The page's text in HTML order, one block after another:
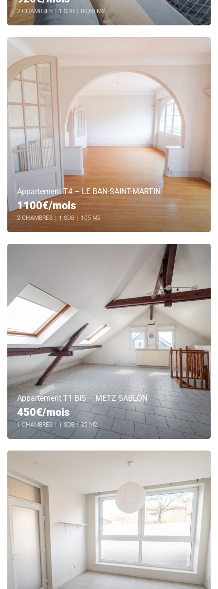
2 CHAMBRES 1 SDB 80,60 M2
Appartement T4 – LE BAN-SAINT-MARTIN
1100€/mois
2 CHAMBRES 1 SDB 105 M2
Appartement T1 BIS – METZ SABLON
450€/mois
1 CHAMBRES | 1 SDB | 35 M2